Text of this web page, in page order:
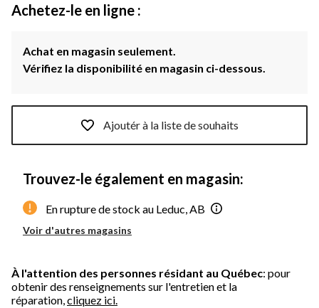
Achetez-le en ligne :
Achat en magasin seulement.
Vérifiez la disponibilité en magasin ci-dessous.
Ajoutér à la liste de souhaits
Trouvez-le également en magasin:
En rupture de stock au Leduc, AB
Voir d'autres magasins
À l'attention des personnes résidant au Québec: pour
obtenir des renseignements sur l'entretien et la
réparation,cliquez ici.